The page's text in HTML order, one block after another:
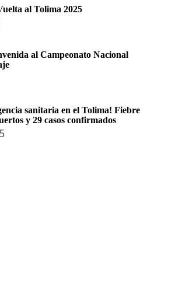
al Tolima 2025
al Campeonato Nacional
sanitaria en el Tolima! Fiebre
y 29 casos confirmados